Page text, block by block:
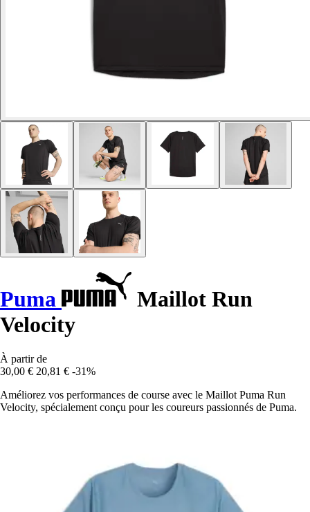
Puma
Maillot Run
Velocity
À partir de
30,00 € 20,81 € -31%
Améliorez vos performances de course avec le Maillot Puma Run
Velocity, spécialement conçu pour les coureurs passionnés de Puma.